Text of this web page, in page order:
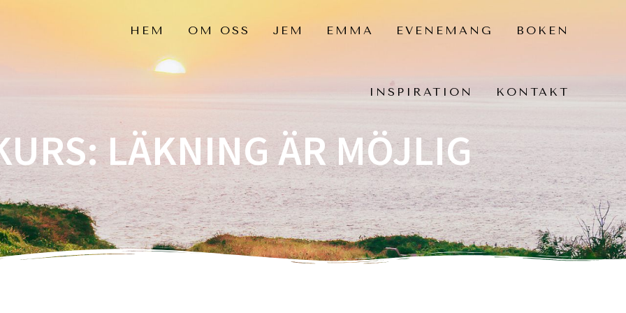
HEM OM OSS JEM EMMA EVENEMANG BOKEN
INSPIRATION KONTAKT
LÄKNING ÄR MÖJLIG